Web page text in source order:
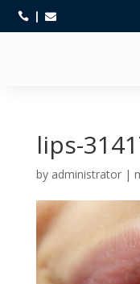
 
lips-
by administrator|